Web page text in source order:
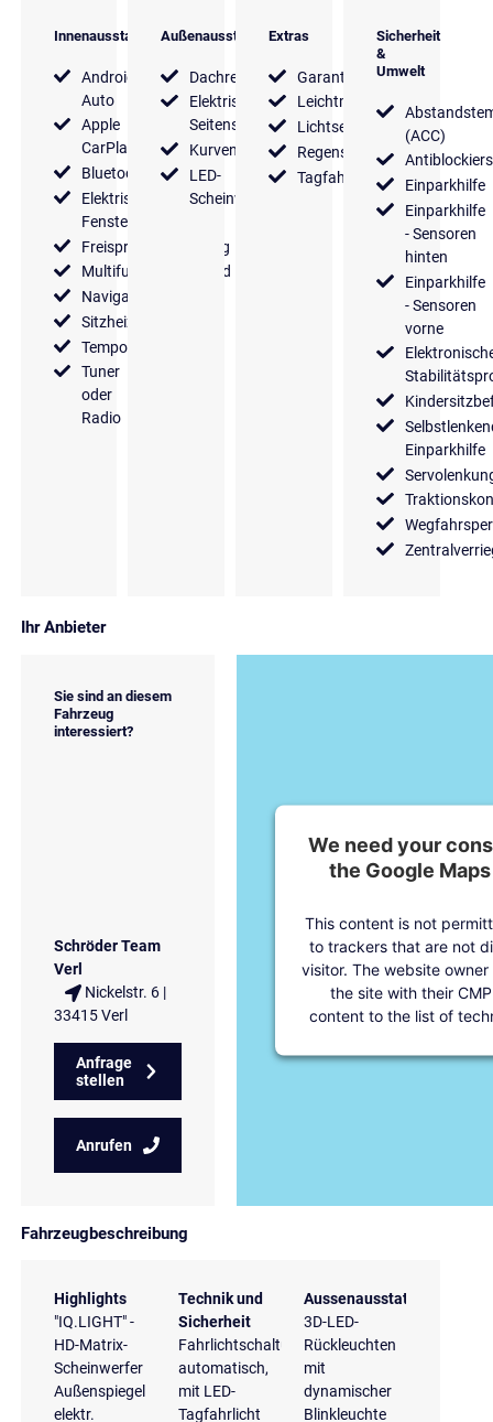
Innenausstattung
Android
Auto
Apple
CarPlay
Bluetooth
Elektrische
Fensterheber
Freisprecheinrichtung
Multifunktionslenkrad
Navigationssystem
Sitzheizung
Tempomat
Tuner
oder
Radio
Außenausstattung
Dachreling
Elektrische
Seitenspiegel
Kurvenlicht
LED-
Scheinwerfer
Extras
Garantie
Leichtmetallfelgen
Lichtsensor
Regensensor
Tagfahrlicht
Sicherheit
&
Umwelt
(ACC)
Einparkhilfe
Einparkhilfe
- Sensoren
hinten
Einparkhilfe
- Sensoren
vorne
Einparkhilfe
Ihr Anbieter
Sie sind an diesem
Fahrzeug
interessiert?
Schröder Team
Verl
Nickelstr. 6 |
33415 Verl
Anfrage
stellen
Anrufen
We need your
the Google
This content is not
to trackers that are not
visitor. The website
the site with their
content to the list of
Fahrzeugbeschreibung
Highlights
"IQ.LIGHT" -
HD-Matrix-
Scheinwerfer
Außenspiegel
elektr.
Technik und
Sicherheit
Fahrlichtschaltung
automatisch,
mit LED-
Tagfahrlicht
Aussenausstattung
3D-LED-
Rückleuchten
mit
dynamischer
Blinkleuchte